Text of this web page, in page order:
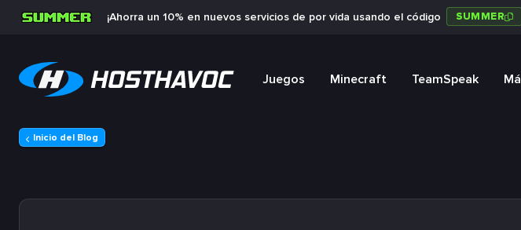
¡Ahorra un 10% en nuevos servicios de por vida usando el código SUMMER
Juegos Minecraft TeamSpeak
Inicio del Blog